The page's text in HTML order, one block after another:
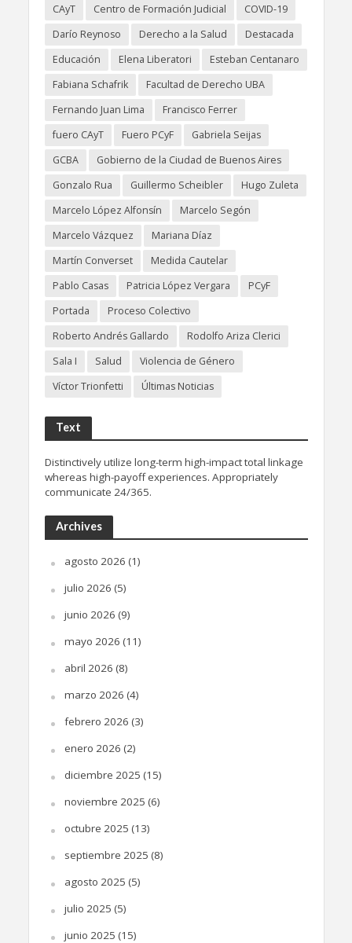
CAyT
Centro de Formación Judicial
COVID-19
Darío Reynoso
Derecho a la Salud
Destacada
Educación
Elena Liberatori
Esteban Centanaro
Fabiana Schafrik
Facultad de Derecho UBA
Fernando Juan Lima
Francisco Ferrer
fuero CAyT
Fuero PCyF
Gabriela Seijas
GCBA
Gobierno de la Ciudad de Buenos Aires
Gonzalo Rua
Guillermo Scheibler
Hugo Zuleta
Marcelo López Alfonsín
Marcelo Segón
Marcelo Vázquez
Mariana Díaz
Martín Converset
Medida Cautelar
Pablo Casas
Patricia López Vergara
PCyF
Portada
Proceso Colectivo
Roberto Andrés Gallardo
Rodolfo Ariza Clerici
Sala I
Salud
Violencia de Género
Víctor Trionfetti
Últimas Noticias
Text
Distinctively utilize long-term high-impact total linkage
whereas high-payoff experiences. Appropriately
communicate 24/365.
Archives
agosto 2026 (1)
julio 2026 (5)
junio 2026 (9)
mayo 2026 (11)
abril 2026 (8)
marzo 2026 (4)
febrero 2026 (3)
enero 2026 (2)
diciembre 2025 (15)
noviembre 2025 (6)
octubre 2025 (13)
septiembre 2025 (8)
agosto 2025 (5)
julio 2025 (5)
junio 2025 (15)